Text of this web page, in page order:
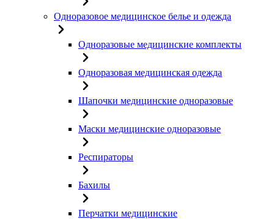
Одноразовое медицинское белье и одежда
Одноразовые медицинские комплекты
Одноразовая медицинская одежда
Шапочки медицинские одноразовые
Маски медицинские одноразовые
Респираторы
Бахилы
Перчатки медицинские